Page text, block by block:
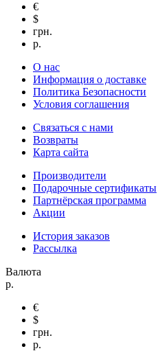
€
$
грн.
р.
О нас
Информация о доставке
Политика Безопасности
Условия соглашения
Связаться с нами
Возвраты
Карта сайта
Производители
Подарочные сертификаты
Партнёрская программа
Акции
История заказов
Рассылка
Валюта
р.
€
$
грн.
р.